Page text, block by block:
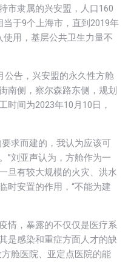
市隶属的兴安盟，人口160
于9个上海市，直到2019年
用，基层公共卫生力量不
公告，兴安盟的永久性方舱
南侧，察尔森路东侧，规划
时间为2023年10月10日，
求而建的，我认为应该可
”刘亚声认为，方舱作为一
旦有较大规模的火灾、洪水
时安置的作用，“不能为建
情，暴露的不仅仅是医疗系
是感染和重症方面人才的缺
舱医院、亚定点医院的能